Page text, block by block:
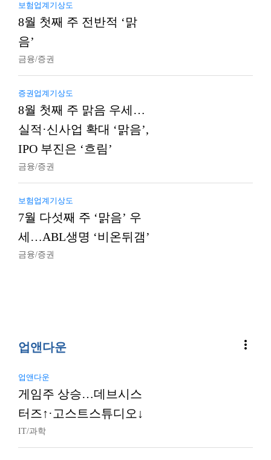
보험업계기상도
8월 첫째 주 전반적 ‘맑
음’
금융/증권
증권업계기상도
8월 첫째 주 맑음 우세…
실적·신사업 확대 ‘맑음’,
IPO 부진은 ‘흐림’
금융/증권
보험업계기상도
7월 다섯째 주 ‘맑음’ 우
세…ABL생명 ‘비온뒤갬’
금융/증권
업앤다운 more_vert
업앤다운
게임주 상승…데브시스
터즈↑·고스트스튜디오↓
IT/과학